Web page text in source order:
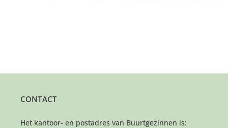
CONTACT
Het kantoor- en postadres van Buurtgezinnen is: